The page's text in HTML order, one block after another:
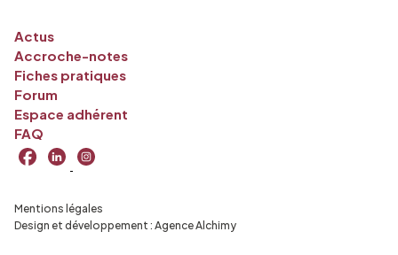
Actus
Accroche-notes
Fiches pratiques
Forum
Espace adhérent
FAQ
Design et développement : Agence Alchimy
Mentions légales